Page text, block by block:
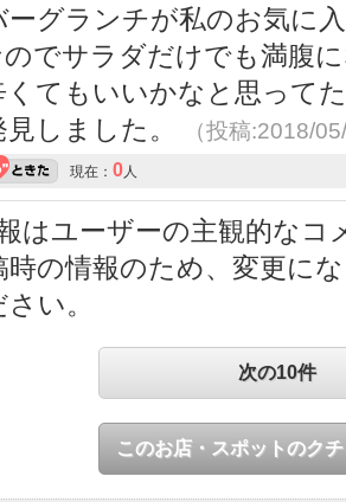
ーグランチが私のお気に
でサラダだけでも満腹
くてもいいかなと思って
しました。
（投稿:2018/
現在： 0人
はユーザーの主観的なコ
時の情報のため、変更に
い。
次の10件
このお店・スポットのク